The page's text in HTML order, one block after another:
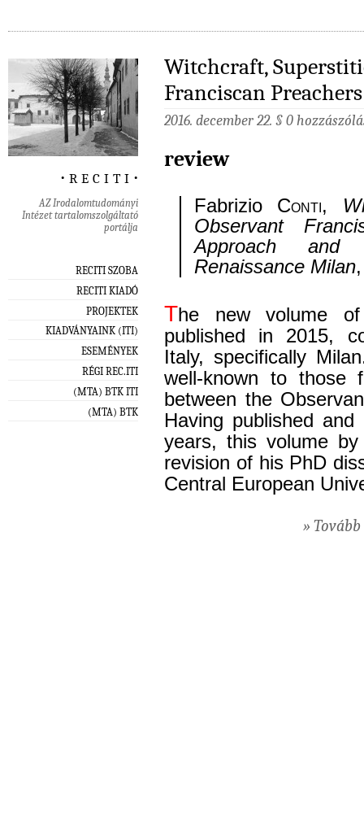
‧ r e c i t i ‧
AZ Irodalomtudományi
Intézet tartalomszolgáltató
portálja
RECITI SZOBA
RECITI KIADÓ
PROJEKTEK
KIADVÁNYAINK (ITI)
ESEMÉNYEK
RÉGI REC.ITI
(MTA) BTK ITI
(MTA) BTK
Witchcraft,
Franciscan
2016. december 22. § 0
review
Fabrizio Conti,
Observant
Approach and
Renaissance Milan
The new volume
published in 2015,
Italy, specifically
well-known to those
between the
Having published
years, this volume
revision of his PhD
Central European
»